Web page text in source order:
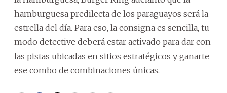
hamburguesa predilecta de los paraguayos será la
estrella del día. Para eso, la consigna es sencilla, tu
modo detective deberá estar activado para dar con
las pistas ubicadas en sitios estratégicos y ganarte
ese combo de combinaciones únicas.